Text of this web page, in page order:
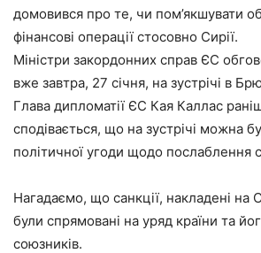
домовився про те, чи пом’якшувати
фінансові операції стосовно Сирії.
Міністри закордонних справ ЄС
вже завтра, 27 січня, на зустрічі в
Глава дипломатії ЄС Кая Каллас
сподівається, що на зустрічі можна
політичної угоди щодо послаблення
Нагадаємо, що санкції, накладені на
були спрямовані на уряд країни та
союзників.